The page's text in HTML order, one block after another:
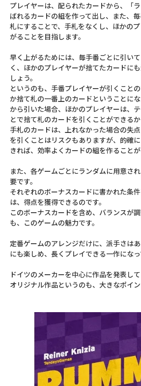
プレイヤーは、配られたカードから、「
ばれるカードの組を作って出し、また、
札にすることで、手札をなくし、ほかの
がることを目指します。
早く上がるためには、毎手番ごとに引い
く、ほかのプレイヤーが捨てたカードに
しょう。
というのも、手番プレイヤーが引くこと
か捨て札の一番上のカードということに
から引いた場合、ほかのプレイヤーは、
とで捨て札のカードを引くことができるか
手札のカードは、上れなかった場合の失
を引くことはリスクもありますが、的確
きれば、効率よくカードの組を作ることが
また、各ゲームごとにランダムに用意さ
要です。
それぞれのボーナスカードに書かれた条
は、得点を獲得できるのです。
このボーナスカードを含め、バランスが
も、このゲームの魅力です。
定番ゲームのアレンジだけに、派手さは
にも楽しめ、長くプレイできる一作になっ
ドイツのメーカーを中心に作品を発表し
オリジナル作品というのも、大きなポイン